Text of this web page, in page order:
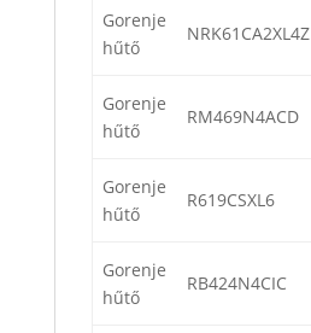
Gorenje
hűtő
NRK61CA2XL4Z
Gorenje
hűtő
RM469N4ACD
Gorenje
hűtő
R619CSXL6
Gorenje
hűtő
RB424N4CIC